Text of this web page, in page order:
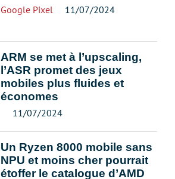
Google Pixel 11/07/2024
ARM se met à l’upscaling,
l’ASR promet des jeux
mobiles plus fluides et
économes
11/07/2024
Un Ryzen 8000 mobile sans
NPU et moins cher pourrait
étoffer le catalogue d’AMD